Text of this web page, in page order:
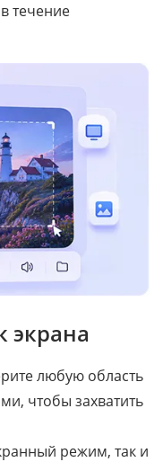
течение
экрана
любую область
чтобы захватить
режим, так и